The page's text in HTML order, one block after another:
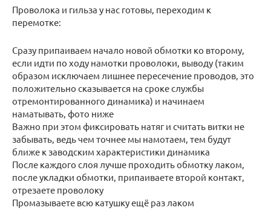
Проволока и гильза у нас готовы, переходим к
перемотке:
Сразу припаиваем начало новой обмотки ко второму,
если идти по ходу намотки проволоки, выводу (таким
образом исключаем лишнее пересечение проводов, это
положительно сказывается на сроке службы
отремонтированного динамика) и начинаем
наматывать, фото ниже
Важно при этом фиксировать натяг и считать витки не
забывать, ведь чем точнее мы намотаем, тем будут
ближе к заводским характеристики динамика
После каждого слоя лучше проходить обмотку лаком,
после укладки обмотки, припаиваете второй контакт,
отрезаете проволоку
Промазываете всю катушку ещё раз лаком